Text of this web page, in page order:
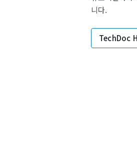
니다.
TechDoc